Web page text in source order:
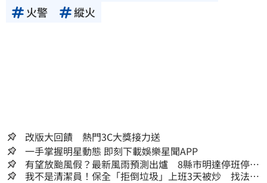
火警
縱火
改版大回饋 熱門3C大獎接力送
一手掌握明星動態 即刻下載娛樂星聞APP
有望放颱風假？最新風雨預測出爐 8縣市明達停班停課
標準
我不是清潔員！保全「拒倒垃圾」上班3天被炒 找法院